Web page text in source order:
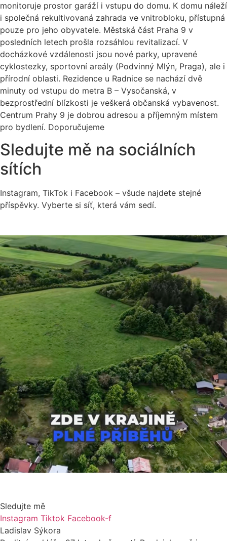
monitoruje prostor garáží i vstupu do domu. K domu náleží
i společná rekultivovaná zahrada ve vnitrobloku, přístupná
pouze pro jeho obyvatele. Městská část Praha 9 v
posledních letech prošla rozsáhlou revitalizací. V
docházkové vzdálenosti jsou nové parky, upravené
cyklostezky, sportovní areály (Podvinný Mlýn, Praga), ale i
přírodní oblasti. Rezidence u Radnice se nachází dvě
minuty od vstupu do metra B – Vysočanská, v
bezprostřední blízkosti je veškerá občanská vybavenost.
Centrum Prahy 9 je dobrou adresou a příjemným místem
pro bydlení. Doporučujeme
Sledujte mě na sociálních
sítích
Instagram, TikTok i Facebook – všude najdete stejné
příspěvky. Vyberte si síť, která vám sedí.
Sledujte mě
Instagram Tiktok Facebook-f
Ladislav Sýkora